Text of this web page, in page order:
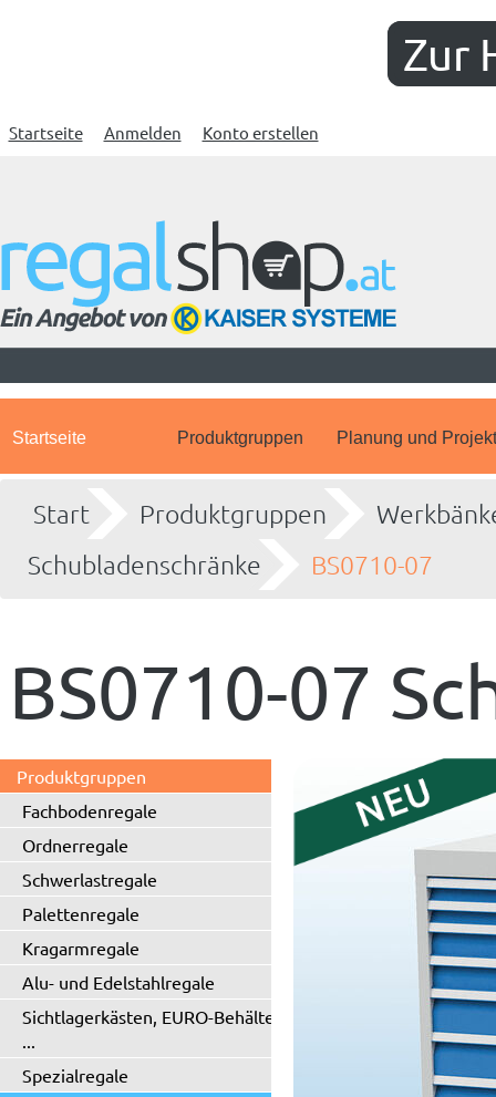
Zur
Startseite Anmelden Konto erstellen
Startseite Produktgruppen Planung und
Start Produktgruppen
Schubladenschränke
BS0710-07
BS0710-07
Produktgruppen
Fachbodenregale
Ordnerregale
Schwerlastregale
Palettenregale
Kragarmregale
Alu- und Edelstahlregale
Sichtlagerkästen, EURO-Behälter
...
Spezialregale